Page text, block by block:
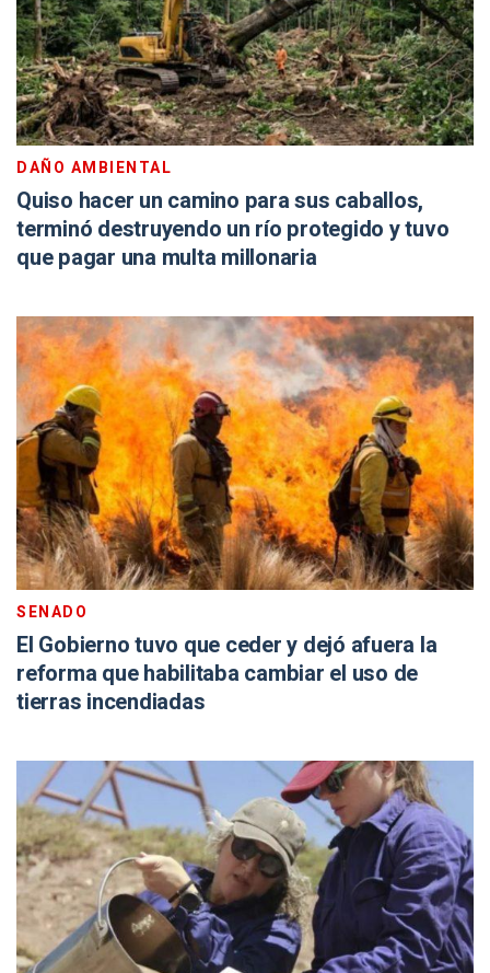
DAÑO AMBIENTAL
Quiso hacer un camino para sus caballos,
terminó destruyendo un río protegido y tuvo
que pagar una multa millonaria
SENADO
El Gobierno tuvo que ceder y dejó afuera la
reforma que habilitaba cambiar el uso de
tierras incendiadas